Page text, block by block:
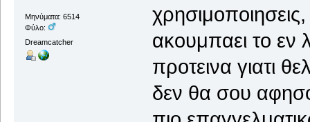
Μηνύματα: 6514
Φύλο:
Dreamcatcher
ακουμπαει το εν
προτεινα γιατι
δεν θα σου